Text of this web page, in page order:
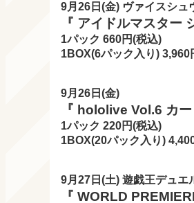
9月26日(金) ヴァイスシュ
『 アイドルマスター
1パック 660円(税込)
1BOX(6パック入り) 3,960
9月26日(金)
『 hololive Vol.6 カー
1パック 220円(税込)
1BOX(20パック入り)
9月27日(土) 遊戯王デュエ
『 WORLD